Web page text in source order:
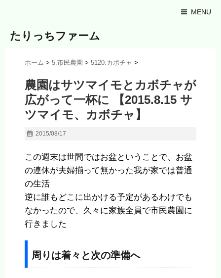
MENU
たりっちファーム
ホーム > 5.市民農園 > 5120.カボチャ >
農園はサツマイモとカボチャが
広がって一杯に 【2015.8.15 サ
ツマイモ、カボチャ】
2015/08/17
この週末は世間ではお盆ということで、お盆
の連休が夫婦揃って無かった我が家では普通
の生活
逆に誰もどこに出かける予定があるわけでも
なかったので、久々に家族全員で市民農園に
行きました
周りは着々と次の準備へ